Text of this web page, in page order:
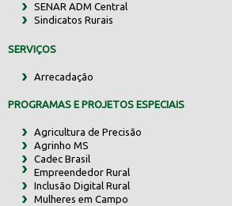
SENAR ADM Central
Sindicatos Rurais
SERVIÇOS
Arrecadação
PROGRAMAS E PROJETOS ESPECIAIS
Agricultura de Precisão
Agrinho MS
Cadec Brasil
Empreendedor Rural
Inclusão Digital Rural
Mulheres em Campo